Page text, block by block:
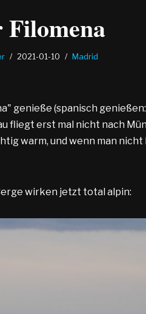
2021-01-10 Madrid
genieße (spanisch
fliegt erst mal nicht nach
warm, und wenn man nicht
wirken jetzt total alpin: